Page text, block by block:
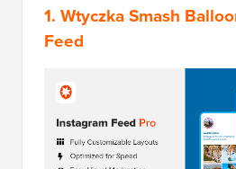
1. Wtyczka Smash
Feed